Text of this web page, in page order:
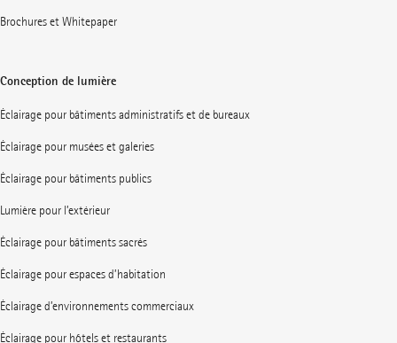
Brochures et Whitepaper
Conception de lumière
Éclairage pour bâtiments administratifs et de bureaux
Éclairage pour musées et galeries
Éclairage pour bâtiments publics
Lumière pour l’extérieur
Éclairage pour bâtiments sacrés
Éclairage pour espaces d’habitation
Éclairage d’environnements commerciaux
Éclairage pour hôtels et restaurants